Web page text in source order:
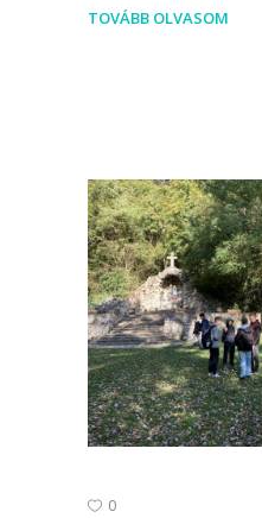
TOVÁBB OLVASOM
0